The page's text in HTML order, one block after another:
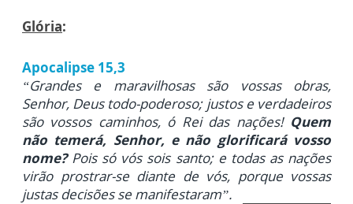
Glória:
Apocalipse 15,3
“Grandes e maravilhosas são vossas obras,
Senhor, Deus todo-poderoso; justos e verdadeiros
são vossos caminhos, ó Rei das nações! Quem
não temerá, Senhor, e não glorificará vosso
nome?Pois só vós sois santo; e todas as nações
virão prostrar-se diante de vós, porque vossas
justas decisões se manifestaram”.